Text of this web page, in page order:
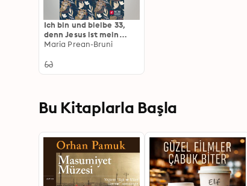
Ich bin und bleibe 33,
denn Jesus ist mein
Leben!
Maria Prean-Bruni
Bu Kitaplarla Başla